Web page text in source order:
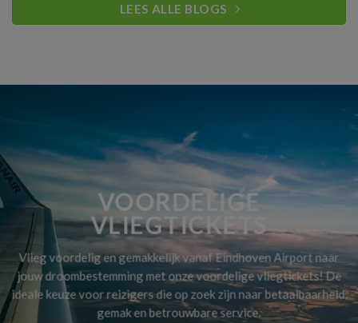
LEES ALLE BLOGS
VOORDELIGE
VLIEGTICKETS
Vlieg voordelig en gemakkelijk vanaf Eindhoven Airport naar
jouw droombestemming met onze voordelige vliegtickets! De
ideale keuze voor reizigers die op zoek zijn naar betaalbaarheid,
gemak en betrouwbare service.